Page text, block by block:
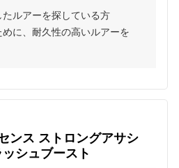
ルアーを探している方
に、耐久性の高いルアーを
ンス ストロングアサシ
シュブースト